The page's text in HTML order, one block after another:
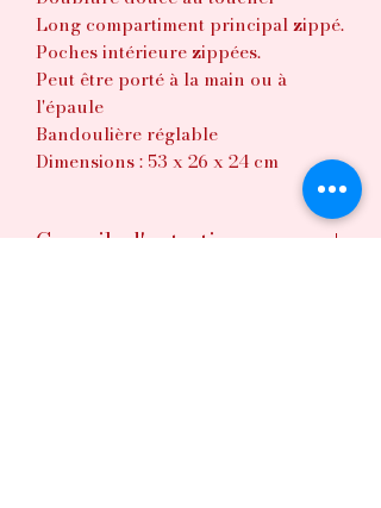
Long compartiment principal zippé.
Poches intérieure zippées.
Peut être porté à la main ou à
l'épaule
Bandoulière réglable
Dimensions : 53 x 26 x 24 cm
Conseils d'entretien